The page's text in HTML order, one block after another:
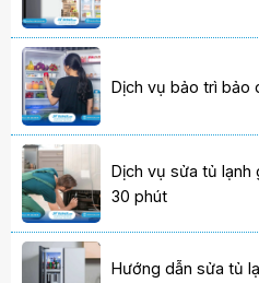
Dịch vụ bảo trì bảo
Dịch vụ sửa tủ lạnh
30 phút
Hướng dẫn sửa tủ